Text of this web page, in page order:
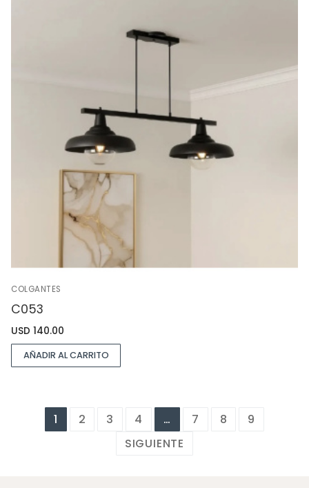
COLGANTES
C053
USD 140.00
AÑADIR AL CARRITO
1 2 3 4 … 7 8
9
SIGUIENTE